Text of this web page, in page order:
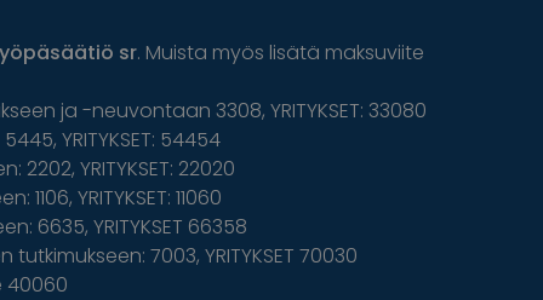
sr. Muista myös lisätä maksuviite
ja -neuvontaan 3308, YRITYKSET: 33080
YRITYKSET: 54454
YRITYKSET: 22020
YRITYKSET: 11060
6635, YRITYKSET 66358
7003, YRITYKSET 70030
40060